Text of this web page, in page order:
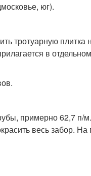
юг).
тротуарную плитка
в
примерно 62,7 п/
весь забор. На